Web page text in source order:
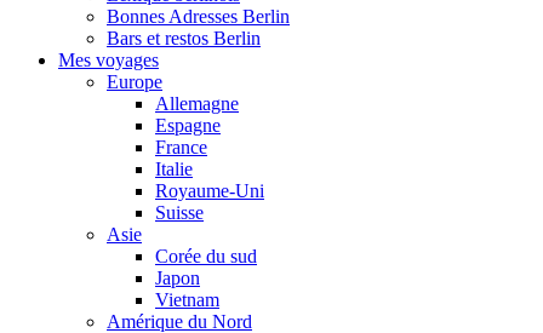
Bonnes Adresses Berlin
Bars et restos Berlin
Mes voyages
Europe
Allemagne
Espagne
France
Italie
Royaume-Uni
Suisse
Asie
Corée du sud
Japon
Vietnam
Amérique du Nord